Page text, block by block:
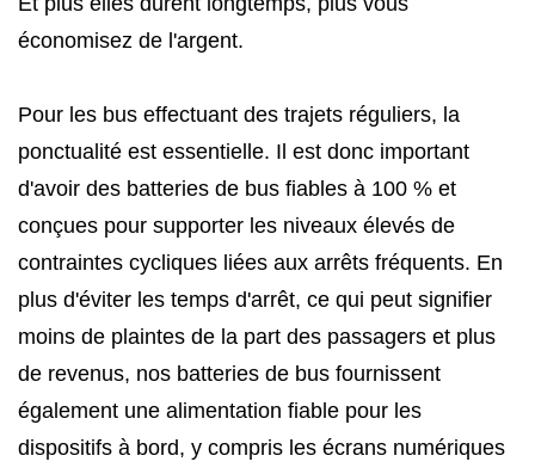
économisez de l'argent.
Pour les bus effectuant des trajets réguliers, la
ponctualité est essentielle. Il est donc important
d'avoir des batteries de bus fiables à 100 % et
conçues pour supporter les niveaux élevés de
contraintes cycliques liées aux arrêts fréquents. En
plus d'éviter les temps d'arrêt, ce qui peut signifier
moins de plaintes de la part des passagers et plus
de revenus, nos batteries de bus fournissent
également une alimentation fiable pour les
dispositifs à bord, y compris les écrans numériques